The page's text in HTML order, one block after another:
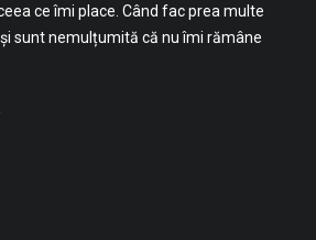
ce îmi place. Când fac prea multe
sunt nemulțumită că nu îmi rămâne